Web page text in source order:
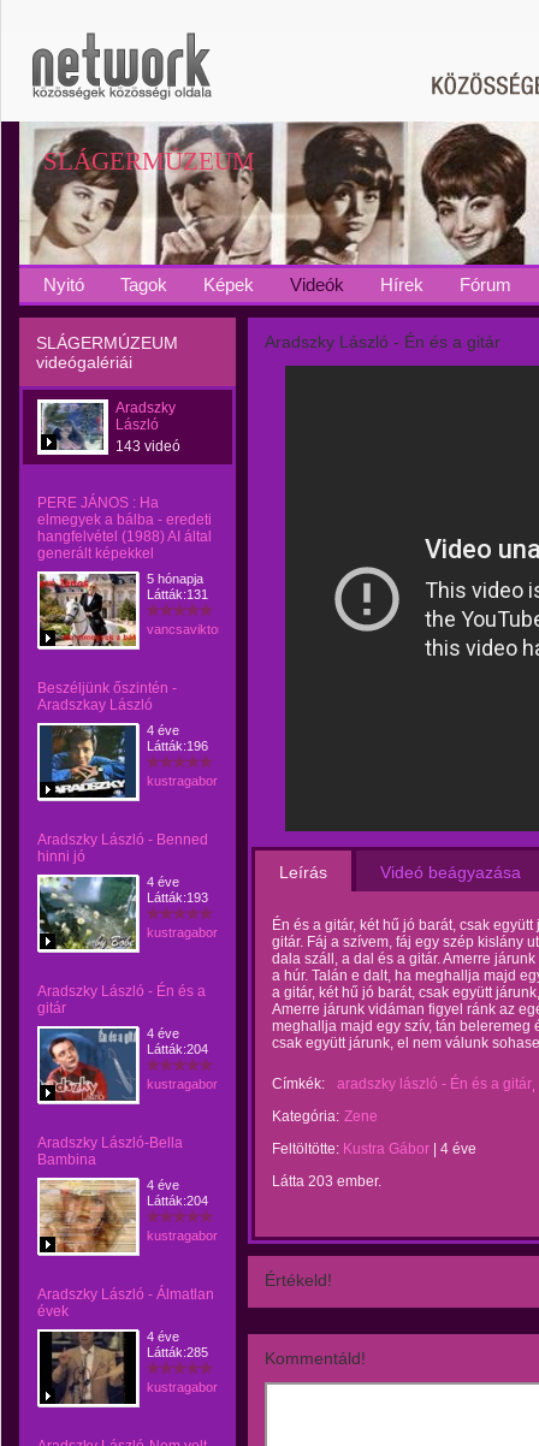
SLÁGERMÚZEUM
Nyitó Tagok Képek Videók Hírek Fórum
SLÁGERMÚZEUM
videógalériái
Aradszky
László
143 videó
PERE JÁNOS : Ha
elmegyek a bálba - eredeti
hangfelvétel (1988) AI által
generált képekkel
5 hónapja
Látták:131
vancsaviktor
Beszéljünk őszintén -
Aradszkay László
4 éve
Látták:196
kustragabor
Aradszky László - Benned
hinni jó
4 éve
Látták:193
kustragabor
Aradszky László - Én és a
gitár
4 éve
Látták:204
kustragabor
Aradszky László-Bella
Bambina
4 éve
Látták:204
kustragabor
Aradszky László - Álmatlan
évek
4 éve
Látták:285
kustragabor
Aradszky László - Én és a gitár
Leírás Videó beágyazása
Én és a gitár, két hű jó barát, csak
gitár. Fáj a szívem, fáj egy szép kislány
dala száll, a dal és a gitár. Amerre
a húr. Talán e dalt, ha meghallja majd
a gitár, két hű jó barát, csak együtt
Amerre járunk vidáman figyel ránk az
meghallja majd egy szív, tán beleremeg
csak együtt járunk, el nem válunk
Címkék:
aradszky lászló - Én és a gitár
Kategória: Zene
Feltöltötte: Kustra Gábor
4 éve
Látta 203 ember.
Értékeld!
Kommentáld!